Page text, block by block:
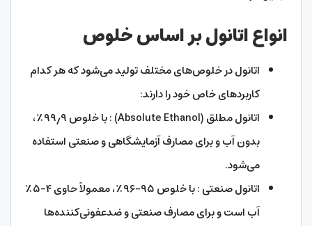
انواع اتانول بر اساس خلوص
اتانول در خلوص‌های مختلف تولید می‌شود که هر کدام
کاربردهای خاص خود را دارند:
اتانول مطلق (Absolute Ethanol) : با خلوص ۹۹٫۹٪،
بدون آب و برای مصارف آزمایشگاهی و صنعتی استفاده
می‌شود.
اتانول صنعتی : با خلوص ۹۵-۹۶٪، معمولاً حاوی ۴-۵٪
آب است و برای مصارف صنعتی و ضدعفونی‌کننده‌ها